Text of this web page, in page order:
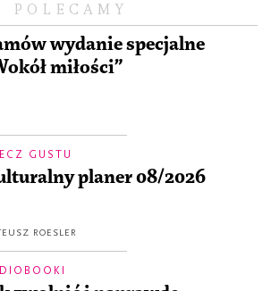
POLECAMY
wydanie specjalne
miłości”
GUSTU
planer 08/2026
ROESLER